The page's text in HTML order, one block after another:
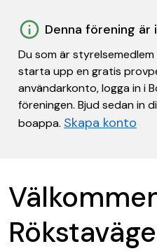
Denna förening
Du som är
starta upp en gratis
användarkonto, logga in i
föreningen. Bjud sedan in
boappa. Skapa konto